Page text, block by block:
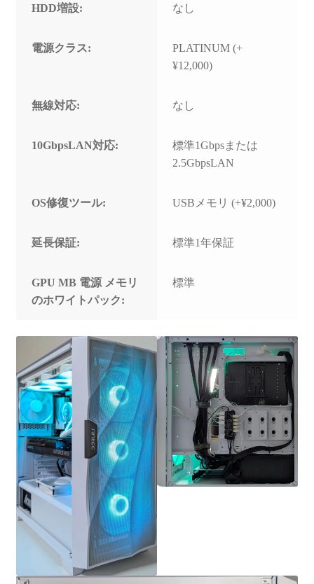
HDD増設: なし
電源クラス:
PLATINUM (+
¥12,000)
無線対応: なし
10GbpsLAN対応:
標準1Gbpsまたは
2.5GbpsLAN
OS修復ツール: USBメモリ (+¥2,000)
延長保証: 標準1年保証
GPU MB 電源 メモリ
のホワイトパック:
標準